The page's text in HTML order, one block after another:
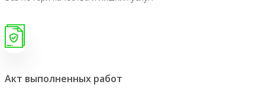
Акт выполненных работ